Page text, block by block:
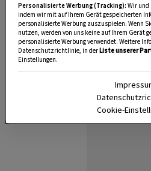
Personalisierte Werbung (Tracking): Wir und
indem wir mit auf Ihrem Gerät gespeicherten
personalisierte Werbung auszuspielen. Wenn
nutzen, werden von uns keine auf Ihrem Gerät
personalisierte Werbung verwendet. Weitere
Datenschutzrichtlinie, in derListe unserer
Einstellungen.
Cookie-